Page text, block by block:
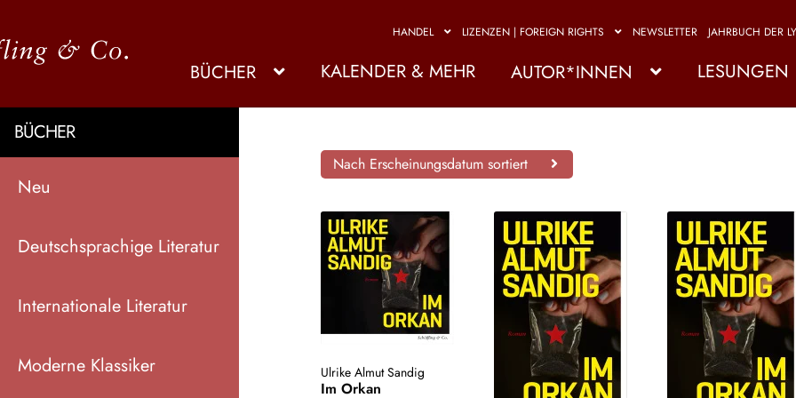
HANDEL LIZENZEN | FOREIGN RIGHTS NEWSLETTER JAHRBUCH DER
BÜCHER KALENDER & MEHR AUTOR*INNEN LESUNGEN
BÜCHER
Neu
Deutschsprachige Literatur
Internationale Literatur
Moderne Klassiker
Nach Erscheinungsdatum sortiert
Ulrike Almut Sandig
Im Orkan